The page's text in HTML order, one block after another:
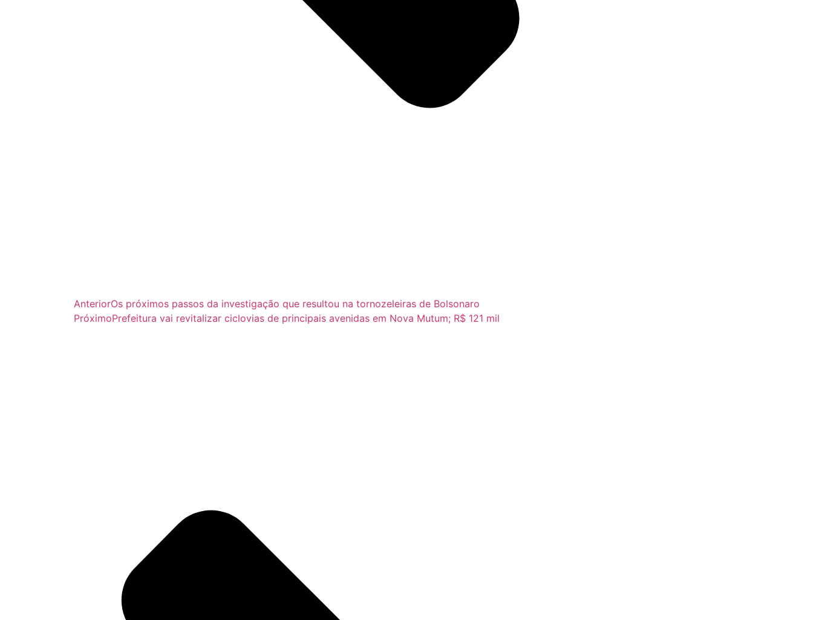
AnteriorOs próximos passos da investigação que resultou na tornozeleiras de Bolsonaro
PróximoPrefeitura vai revitalizar ciclovias de principais avenidas em Nova Mutum; R$ 121 mil